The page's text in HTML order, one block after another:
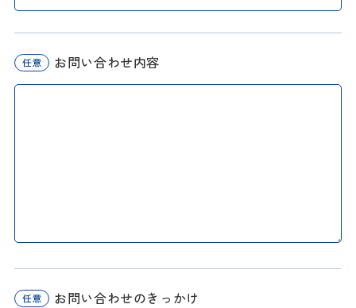
お問い合わせ内容
お問い合わせのきっかけ